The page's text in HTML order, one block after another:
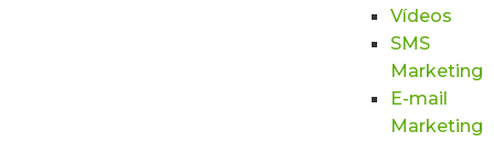
Vídeos
SMS
Marketing
E-mail
Marketing